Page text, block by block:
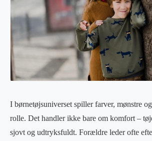
I børnetøjsuniverset spiller farver, mønstre
rolle. Det handler ikke bare om komfort –
sjovt og udtryksfuldt. Forældre leder ofte